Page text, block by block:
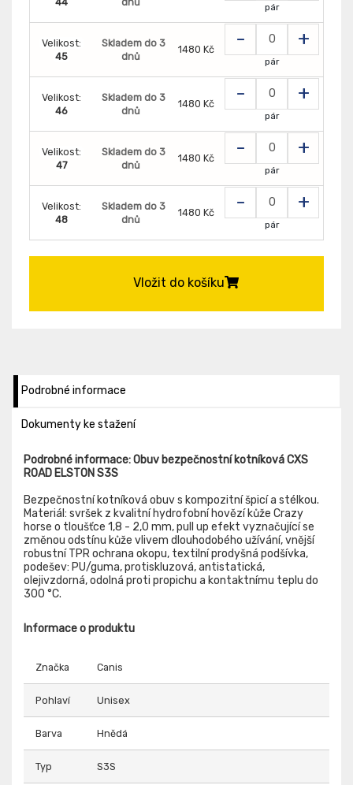
pár
Velikost:
45
Skladem do 3
dnů
1480 Kč - +
pár
Velikost:
46
Skladem do 3
dnů
1480 Kč - +
pár
Velikost:
47
Skladem do 3
dnů
1480 Kč - +
pár
Velikost:
48
Skladem do 3
dnů
1480 Kč - +
pár
Vložit do košíku
Podrobné informace
Dokumenty ke stažení
Podrobné informace: Obuv bezpečnostní kotníková CXS
ROAD ELSTON S3S
Bezpečnostní kotníková obuv s kompozitní špicí a stélkou.
Materiál: svršek z kvalitní hydrofobní hovězí kůže Crazy
horse o tloušťce 1,8 - 2,0 mm, pull up efekt vyznačující se
změnou odstínu kůže vlivem dlouhodobého užívání, vnější
robustní TPR ochrana okopu, textilní prodyšná podšívka,
podešev: PU/guma, protiskluzová, antistatická,
olejivzdorná, odolná proti propichu a kontaktnímu teplu do
300 °C.
Informace o produktu
Značka Canis
Pohlaví Unisex
Barva Hnědá
Typ S3S